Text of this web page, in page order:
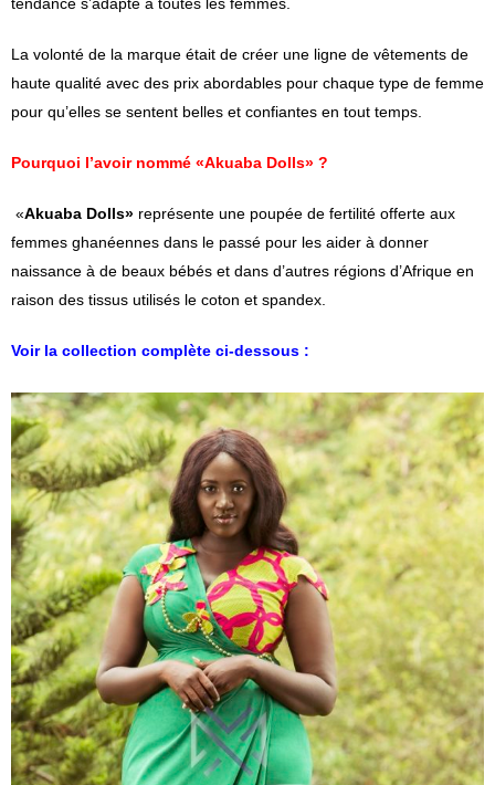
tendance s’adapte à toutes les femmes.
La volonté de la marque était de créer une ligne de vêtements de
haute qualité avec des prix abordables pour chaque type de femme
pour qu’elles se sentent belles et confiantes en tout temps.
Pourquoi l’avoir nommé «Akuaba Dolls» ?
«Akuaba Dolls» représente une poupée de fertilité offerte aux
femmes ghanéennes dans le passé pour les aider à donner
naissance à de beaux bébés et dans d’autres régions d’Afrique en
raison des tissus utilisés le coton et spandex.
Voir la collection complète ci-dessous :